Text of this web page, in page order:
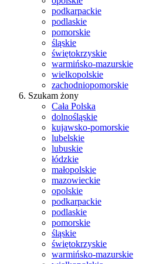
podkarpackie
podlaskie
pomorskie
śląskie
świętokrzyskie
warmińsko-mazurskie
wielkopolskie
zachodniopomorskie
Szukam żony
Cała Polska
dolnośląskie
kujawsko-pomorskie
lubelskie
lubuskie
łódzkie
małopolskie
mazowieckie
opolskie
podkarpackie
podlaskie
pomorskie
śląskie
świętokrzyskie
warmińsko-mazurskie